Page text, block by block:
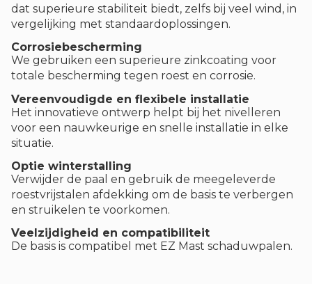
dat superieure stabiliteit biedt, zelfs bij veel wind, in
vergelijking met standaardoplossingen.
Corrosiebescherming
We gebruiken een superieure zinkcoating voor
totale bescherming tegen roest en corrosie.
Vereenvoudigde en flexibele installatie
Het innovatieve ontwerp helpt bij het nivelleren
voor een nauwkeurige en snelle installatie in elke
situatie.
Optie winterstalling
Verwijder de paal en gebruik de meegeleverde
roestvrijstalen afdekking om de basis te verbergen
en struikelen te voorkomen.
Veelzijdigheid en compatibiliteit
De basis is compatibel met EZ Mast schaduwpalen.